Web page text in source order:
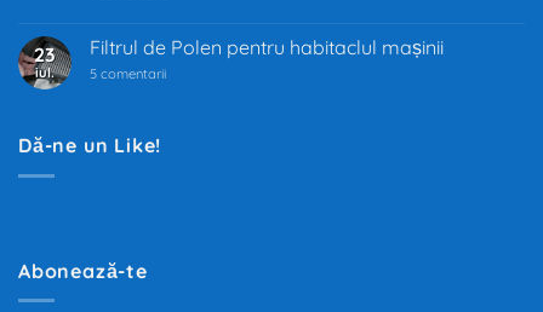
trece
prin
23
iul.
Filtrul de Polen pentru habitaclul mașinii
5 comentariila
Dă-ne un Like!
Abonează-te